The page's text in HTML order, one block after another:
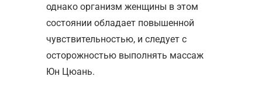
однако организм женщины в этом
состоянии обладает повышенной
чувствительностью, и следует с
осторожностью выполнять массаж
Юн Цюань.